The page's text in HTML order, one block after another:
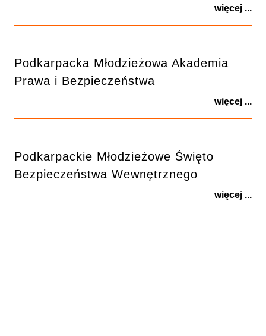
więcej ...
Podkarpacka Młodzieżowa Akademia
Prawa i Bezpieczeństwa
więcej ...
Podkarpackie Młodzieżowe Święto
Bezpieczeństwa Wewnętrznego
więcej ...